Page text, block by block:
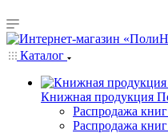
Каталог
Книжная продукция
Распродажа
Распродажа